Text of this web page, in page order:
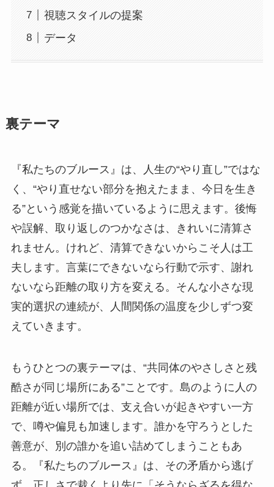
視聴スタイルの提案
データ
裏テーマ
『私たちのブルース』は、人生の“やり直し”ではな
く、“やり直せない部分を抱えたまま、今日を生き
る”という感覚を描いているように思えます。後悔
や誤解、取り返しのつかなさは、きれいに清算さ
れません。けれど、清算できないからこそ人は工
夫します。言葉にできないなら行動で示す、謝れ
ないなら距離の取り方を変える。そんな小さな現
実的選択の連続が、人間関係の温度を少しずつ変
えていきます。
もうひとつの裏テーマは、“共同体のやさしさと残
酷さが同じ場所にある”ことです。島のように人の
距離が近い場所では、支え合いが起きやすい一方
で、噂や偏見も加速します。誰かを守ろうとした
善意が、別の誰かを追い詰めてしまうこともあ
る。『私たちのブルース』は、その矛盾から逃げ